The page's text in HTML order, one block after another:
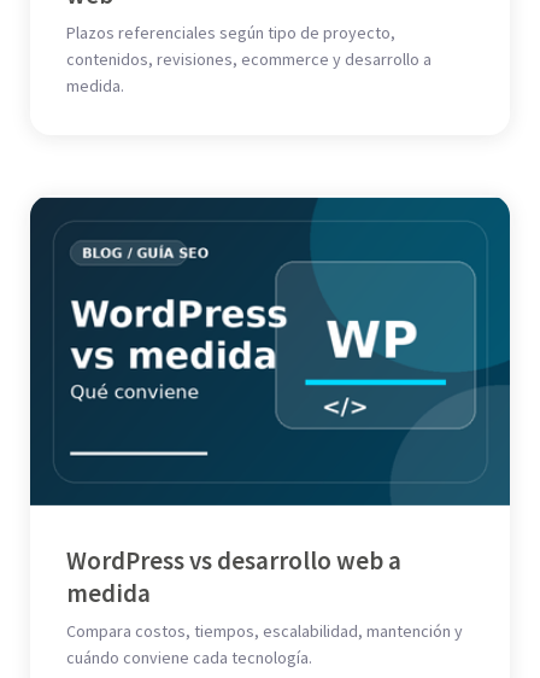
Plazos referenciales según tipo de proyecto,
contenidos, revisiones, ecommerce y desarrollo a
medida.
WordPress vs desarrollo web a
medida
Compara costos, tiempos, escalabilidad, mantención y
cuándo conviene cada tecnología.